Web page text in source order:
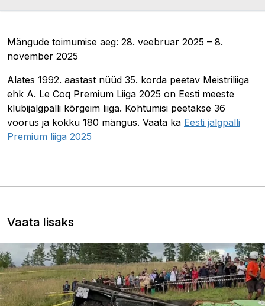
Mängude toimumise aeg: 28. veebruar 2025 – 8.
november 2025
Alates 1992. aastast nüüd 35. korda peetav Meistriliiga
ehk A. Le Coq Premium Liiga 2025 on Eesti meeste
klubijalgpalli kõrgeim liiga. Kohtumisi peetakse 36
voorus ja kokku 180 mängus. Vaata ka Eesti jalgpalli
Premium liiga 2025
Vaata lisaks